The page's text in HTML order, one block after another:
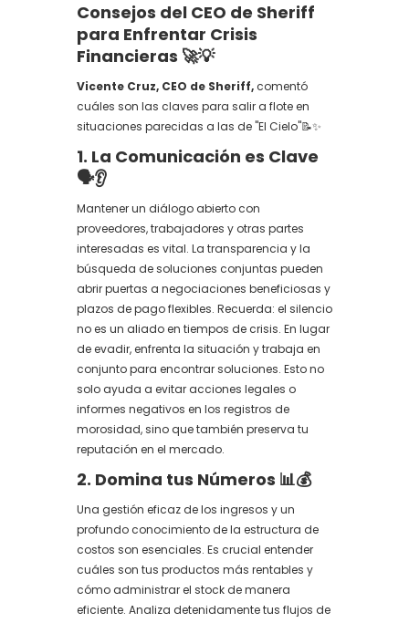
Consejos del CEO de Sheriff
para Enfrentar Crisis
Financieras 🚀💡
Vicente Cruz, CEO de Sheriff,comentó
cuáles son las claves para salir a flote en
situaciones parecidas a las de "El Cielo"📝✨
1. La Comunicación es Clave
🗣️👂
Mantener un diálogo abierto con
proveedores, trabajadores y otras partes
interesadas es vital. La transparencia y la
búsqueda de soluciones conjuntas pueden
abrir puertas a negociaciones beneficiosas y
plazos de pago flexibles. Recuerda: el silencio
no es un aliado en tiempos de crisis. En lugar
de evadir, enfrenta la situación y trabaja en
conjunto para encontrar soluciones. Esto no
solo ayuda a evitar acciones legales o
informes negativos en los registros de
morosidad, sino que también preserva tu
reputación en el mercado.
2. Domina tus Números 📊💰
Una gestión eficaz de los ingresos y un
profundo conocimiento de la estructura de
costos son esenciales. Es crucial entender
cuáles son tus productos más rentables y
cómo administrar el stock de manera
eficiente. Analiza detenidamente tus flujos de